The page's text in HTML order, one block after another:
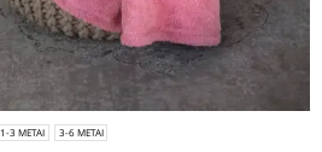
1-3 METAI 3-6 METAI